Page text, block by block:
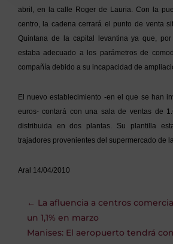
abril, en la calle Roger de Lauria. Con la
centro, la cadena cerrará el punto de venta
Quintana de la capital levantina ya que, por
estaba adecuado a los parámetros de
compañía debido a su incapacidad de
El nuevo establecimiento -en el que se han
euros- contará con una sala de ventas de
distribuida en dos plantas. Su plantilla
trajadores provenientes del supermercado de
Aral 14/04/2010
← La afluencia a centros
un 1,1% en marzo
Manises: El aeropuerto tendrá